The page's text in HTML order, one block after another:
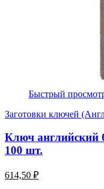
Быстрый
Заготовки ключей
Ключ английский
100 шт.
614,50 ₽